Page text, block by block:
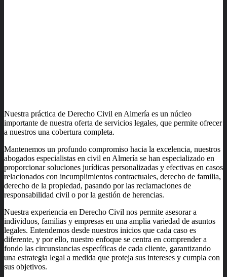
Nuestra práctica de Derecho Civil en Almería es un núcleo
importante de nuestra oferta de servicios legales, que permite ofrecer
a nuestros una cobertura completa.
Mantenemos un profundo compromiso hacia la excelencia, nuestros
abogados especialistas en civil en Almería se han especializado en
proporcionar soluciones jurídicas personalizadas y efectivas en casos
relacionados con incumplimientos contractuales, derecho de familia,
derecho de la propiedad, pasando por las reclamaciones de
responsabilidad civil o por la gestión de herencias.
Nuestra experiencia en Derecho Civil nos permite asesorar a
individuos, familias y empresas en una amplia variedad de asuntos
legales. Entendemos desde nuestros inicios que cada caso es
diferente, y por ello, nuestro enfoque se centra en comprender a
fondo las circunstancias específicas de cada cliente, garantizando
una estrategia legal a medida que proteja sus intereses y cumpla con
sus objetivos.